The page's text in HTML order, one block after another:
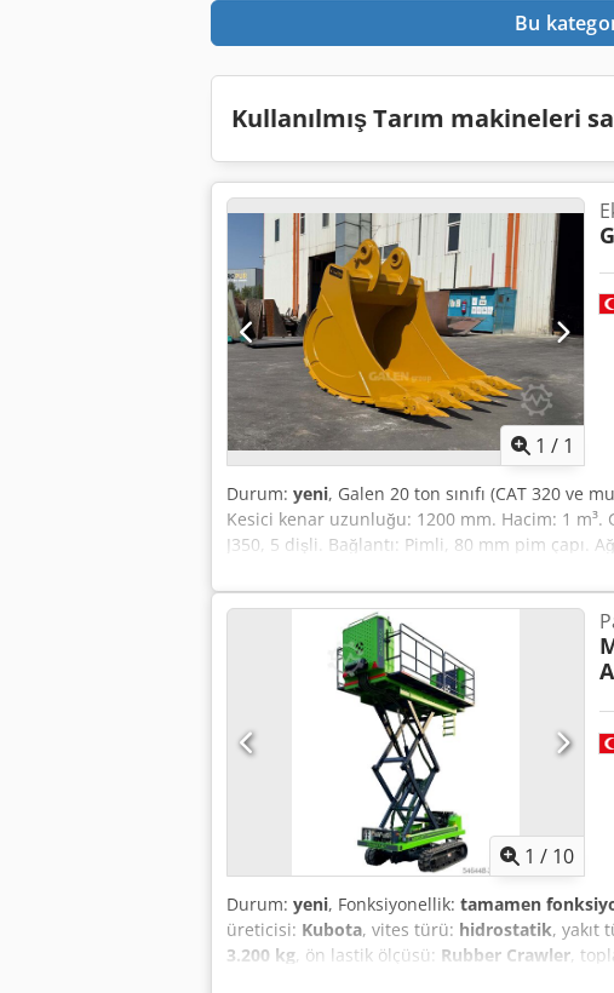
Bu
Kullanılmış Tarım makineleri
1 / 1
Durum: yeni, Galen 20 ton sınıfı (CAT 320 ve
Kesici kenar uzunluğu: 1200 mm. Hacim: 1 m³.
J350, 5 dişli. Bağlantı: Pimli, 80 mm pim çapı.
üretim – tüm marka ve tonajlarda özel ölçüler
1 / 10
Durum: yeni, Fonksiyonellik: tamamen
üreticisi: Kubota, vites türü: hidrostatik, yakıt
3.200 kg, ön lastik ölçüsü: Rubber Crawler,